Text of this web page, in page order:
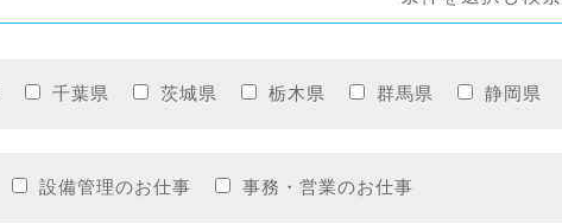
千葉県 茨城県 栃木県 群馬県 静岡県
設備管理のお仕事 事務・営業のお仕事